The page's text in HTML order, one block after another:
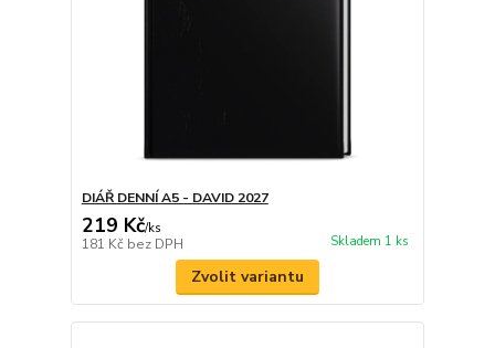
DIÁŘ DENNÍ A5 - DAVID 2027
219 Kč/ks
181 Kč bez DPH Skladem 1 ks
Zvolit variantu